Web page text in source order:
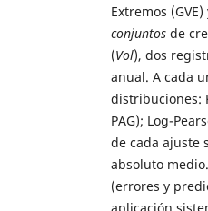
Extremos
conjuntos de
(Vol), dos
anual. A cada
distribuciones:
PAG); Log-
de cada ajuste
absoluto
(errores y